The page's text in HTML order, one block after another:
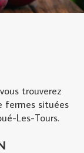
trouverez
fermes situées
Les-Tours.